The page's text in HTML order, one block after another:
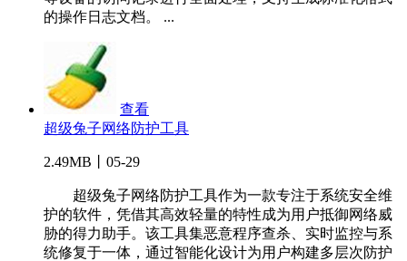
的操作日志文档。 ...
查看
超级兔子网络防护工具
2.49MB丨05-29
超级兔子网络防护工具作为一款专注于系统安全维
护的软件，凭借其高效轻量的特性成为用户抵御网络威
胁的得力助手。该工具集恶意程序查杀、实时监控与系
统修复于一体，通过智能化设计为用户构建多层次防护